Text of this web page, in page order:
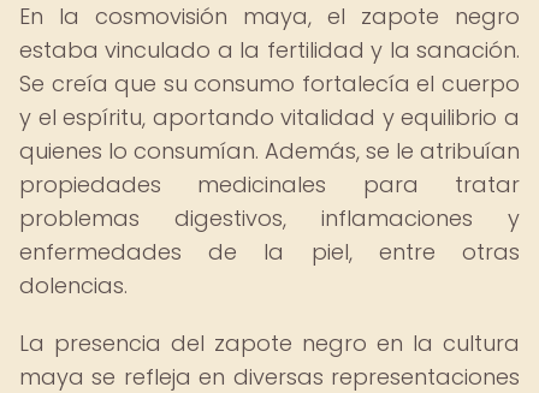
En la cosmovisión maya, el zapote negro
estaba vinculado a la fertilidad y la sanación.
Se creía que su consumo fortalecía el cuerpo
y el espíritu, aportando vitalidad y equilibrio a
quienes lo consumían. Además, se le atribuían
propiedades medicinales para tratar
problemas digestivos, inflamaciones y
enfermedades de la piel, entre otras
dolencias.
La presencia del zapote negro en la cultura
maya se refleja en diversas representaciones